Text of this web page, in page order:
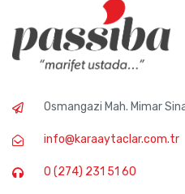
Osmangazi Mah. Mimar
info@karaaytaclar.com.tr
0 (274) 231 51 60